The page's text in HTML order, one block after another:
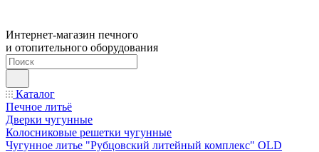
Интернет-магазин печного
и отопительного оборудования
Каталог
Печное литьё
Дверки чугунные
Колосниковые решетки чугунные
Чугунное литье "Рубцовский литейный комплекс" OLD